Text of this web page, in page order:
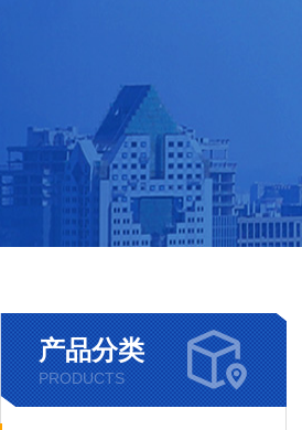
产品分类
PRODUCTS